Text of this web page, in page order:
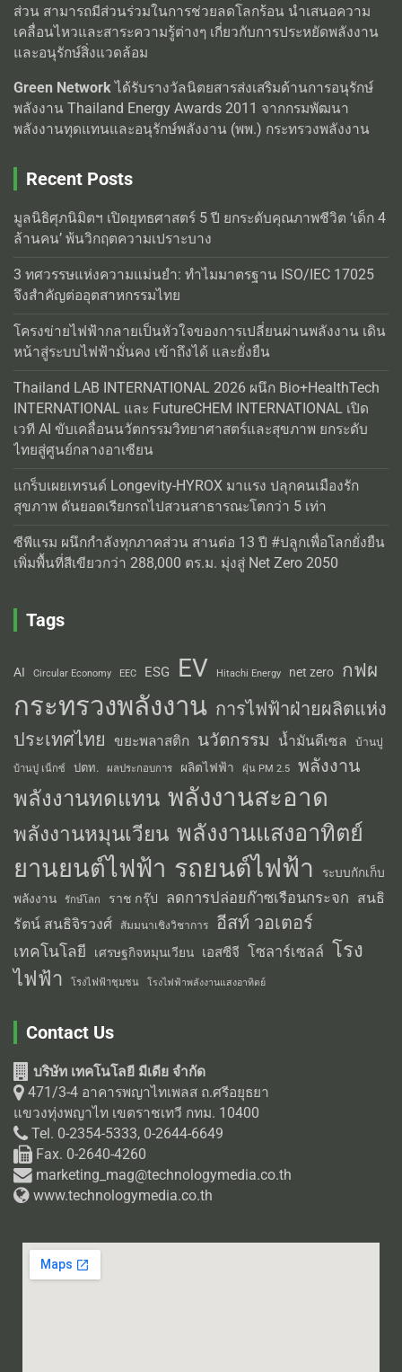
ส่วน สามารถมีส่วนร่วมในการช่วยลดโลกร้อน นำเสนอความ
เคลื่อนไหวและสาระความรู้ต่างๆ เกี่ยวกับการประหยัดพลังงาน
และอนุรักษ์สิ่งแวดล้อม
Green Networkได้รับรางวัลนิตยสารส่งเสริมด้านการอนุรักษ์
พลังงาน Thailand Energy Awards 2011 จากกรมพัฒนา
พลังงานทุดแทนและอนุรักษ์พลังงาน (พพ.) กระทรวงพลังงาน
Recent Posts
มูลนิธิศุภนิมิตฯ เปิดยุทธศาสตร์ 5 ปี ยกระดับคุณภาพชีวิต ‘เด็ก 4
ล้านคน’ พ้นวิกฤตความเปราะบาง
3 ทศวรรษแห่งความแม่นยำ: ทำไมมาตรฐาน ISO/IEC 17025
จึงสำคัญต่ออุตสาหกรรมไทย
โครงข่ายไฟฟ้ากลายเป็นหัวใจของการเปลี่ยนผ่านพลังงาน เดิน
หน้าสู่ระบบไฟฟ้ามั่นคง เข้าถึงได้ และยั่งยืน
Thailand LAB INTERNATIONAL 2026 ผนึก Bio+HealthTech
INTERNATIONAL และ FutureCHEM INTERNATIONAL เปิด
เวที AI ขับเคลื่อนนวัตกรรมวิทยาศาสตร์และสุขภาพ ยกระดับ
ไทยสู่ศูนย์กลางอาเซียน
แกร็บเผยเทรนด์ Longevity-HYROX มาแรง ปลุกคนเมืองรัก
สุขภาพ ดันยอดเรียกรถไปสวนสาธารณะโตกว่า 5 เท่า
ซีพีแรม ผนึกกำลังทุกภาคส่วน สานต่อ 13 ปี #ปลูกเพื่อโลกยั่งยืน
เพิ่มพื้นที่สีเขียวกว่า 288,000 ตร.ม. มุ่งสู่ Net Zero 2050
Tags
AI Circular Economy EEC ESG EV Hitachi Energy net zero กฟผ
กระทรวงพลังงาน การไฟฟ้าฝ่ายผลิตแห่ง
ประเทศไทย
ขยะพลาสติก นวัตกรรม น้ำมันดีเซล บ้านปู
บ้านปู เน็กซ์ ปตท. ผลประกอบการ ผลิตไฟฟ้า ฝุ่น PM 2.5 พลังงาน
พลังงานทดแทน พลังงานสะอาด
พลังงานหมุนเวียน พลังงานแสงอาทิตย์
ยานยนต์ไฟฟ้า รถยนต์ไฟฟ้า
ระบบกักเก็บ
พลังงาน
รักษ์โลก ราช กรุ๊ป ลดการปล่อยก๊าซเรือนกระจก สนธิ
รัตน์ สนธิจิรวงศ์
สัมมนาเชิงวิชาการ อีสท์ วอเตอร์
เทคโนโลยี เศรษฐกิจหมุนเวียน เอสซีจี โซลาร์เซลล์ โรง
ไฟฟ้า
โรงไฟฟ้าชุมชน โรงไฟฟ้าพลังงานแสงอาทิตย์
Contact Us
บริษัท เทคโนโลยี มีเดีย จำกัด
471/3-4 อาคารพญาไทเพลส ถ.ศรีอยุธยา
แขวงทุ่งพญาไท เขตราชเทวี กทม. 10400
Tel. 0-2354-5333, 0-2644-6649
Fax. 0-2640-4260
marketing_mag@technologymedia.co.th
www.technologymedia.co.th